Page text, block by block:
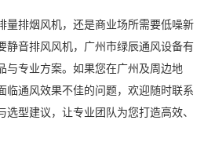
量排烟风机，还是商业场所需要低噪新
静音排风风机，广州市绿辰通风设备有
与专业方案。如果您在广州及周边地
临通风效果不佳的问题，欢迎随时联系
型建议，让专业团队为您打造高效、